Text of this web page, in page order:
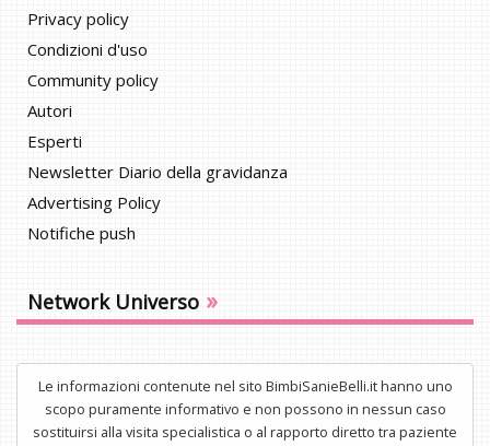
Privacy policy
Condizioni d'uso
Community policy
Autori
Esperti
Newsletter Diario della gravidanza
Advertising Policy
Notifiche push
Network Universo »
Le informazioni contenute nel sito BimbiSanieBelli.it hanno uno
scopo puramente informativo e non possono in nessun caso
sostituirsi alla visita specialistica o al rapporto diretto tra paziente